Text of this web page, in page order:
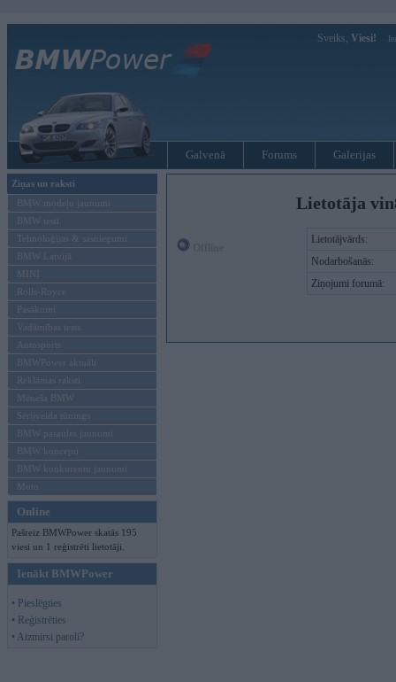
Sveiks, Viesi!
Galvenā Forums Galerijas
Ziņas un raksti
BMW modeļu jaunumi
BMW testi
Tehnoloģijas & sasniegumi
BMW Latvijā
MINI
Rolls-Royce
Pasākumi
Vadāmības tests
Autosports
BMWPower aktuāli
Reklāmas raksti
Mēneša BMW
Sērijveida tūnings
BMW pasaules jaunumi
BMW koncepti
BMW konkurentu jaunumi
Moto
Online
Pašreiz BMWPower skatās 195
viesi un 1 reģistrēti lietotāji.
Ienākt BMWPower
• Pieslēgties
• Reģistrēties
• Aizmirsi paroli?
Lietotāja
Lietotājvārds:
Nodarbošanās:
Ziņojumi forumā: